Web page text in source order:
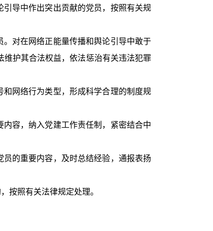
导中作出突出贡献的党员，按照有关规
对在网络正能量传播和舆论引导中敢于
护其合法权益，依法惩治有关违法犯罪
网络行为类型，形成科学合理的制度规
容，纳入党建工作责任制，紧密结合中
的重要内容，及时总结经验，通报表扬
按照有关法律规定处理。